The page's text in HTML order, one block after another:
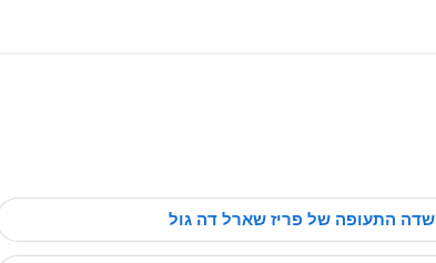
שדה התעופה של פריז שארל דה גול